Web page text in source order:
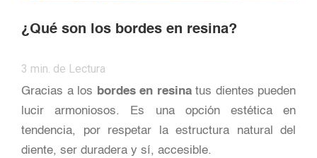
¿Qué son los bordes en resina?
3 min. de Lectura
Gracias a los bordes en resinatus dientes pueden
lucir armoniosos. Es una opción estética en
tendencia, por respetar la estructura natural del
diente, ser duradera y sí, accesible.